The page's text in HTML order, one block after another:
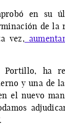
en su
de la
vez,
Portillo, ha
y una de
el nuevo